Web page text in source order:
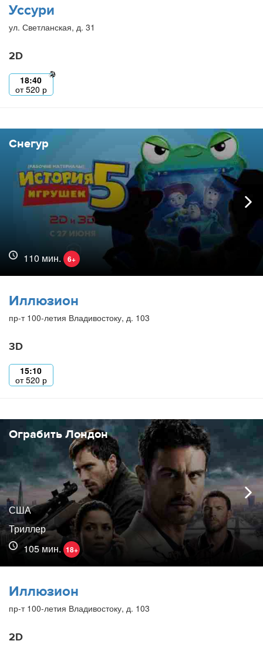
Уссури
ул. Светланская, д. 31
2D
18:40
от520 р
Снегур
110 мин. 6+
Иллюзион
пр-т 100-летия Владивостоку, д. 103
3D
15:10
от520 р
Ограбить Лондон
США
Триллер
105 мин. 18+
Иллюзион
пр-т 100-летия Владивостоку, д. 103
2D